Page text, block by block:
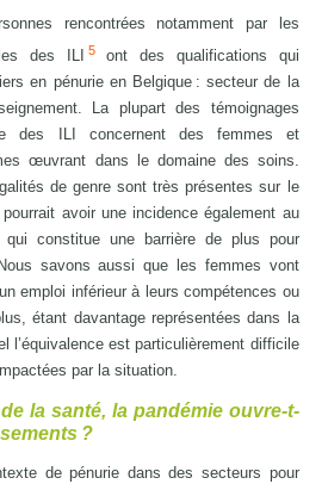
rencontrées notamment par les
des ILI 5
ont des qualifications qui
en pénurie en Belgique : secteur de la
La plupart des témoignages
des ILI concernent des femmes et
œuvrant dans le domaine des soins.
de genre sont très présentes sur le
avoir une incidence également au
qui constitue une barrière de plus pour
Nous savons aussi que les femmes vont
emploi inférieur à leurs compétences ou
étant davantage représentées dans la
l’équivalence est particulièrement difficile
par la situation.
la santé, la pandémie ouvre-t-
?
de pénurie dans des secteurs pour